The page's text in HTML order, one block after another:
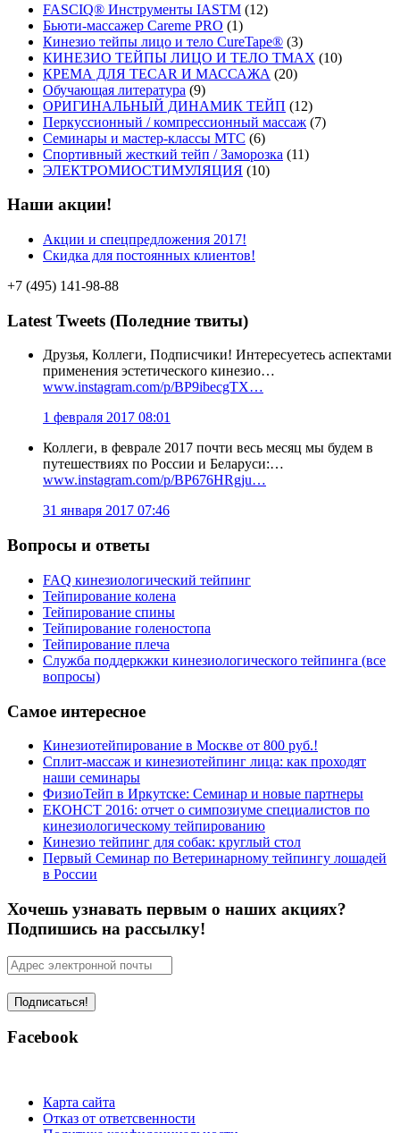
FASCIQ® Инструменты IASTM (12)
Бьюти-массажер Careme PRO (1)
Кинезио тейпы лицо и тело CureTape® (3)
КИНЕЗИО ТЕЙПЫ ЛИЦО И ТЕЛО TMAX (10)
КРЕМА ДЛЯ TECAR И МАССАЖА (20)
Обучающая литература (9)
ОРИГИНАЛЬНЫЙ ДИНАМИК ТЕЙП (12)
Перкуссионный / компрессионный массаж (7)
Семинары и мастер-классы MTC (6)
Спортивный жесткий тейп / Заморозка (11)
ЭЛЕКТРОМИОСТИМУЛЯЦИЯ (10)
Наши акции!
Акции и спецпредложения 2017!
Скидка для постоянных клиентов!
+7 (495) 141-98-88
Latest Tweets (Поледние твиты)
Друзья, Коллеги, Подписчики! Интересуетесь аспектами
применения эстетического кинезио…
www.instagram.com/p/BP9ibecgTX…
1 февраля 2017 08:01
Коллеги, в феврале 2017 почти весь месяц мы будем в
путешествиях по России и Беларуси:…
www.instagram.com/p/BP676HRgju…
31 января 2017 07:46
Вопросы и ответы
FAQ кинезиологический тейпинг
Тейпирование колена
Тейпирование спины
Тейпирование голеностопа
Тейпирование плеча
Служба поддеркжки кинезиологического тейпинга (все
вопросы)
Самое интересное
Кинезиотейпирование в Москве от 800 руб.!
Сплит-массаж и кинезиотейпинг лица: как проходят
наши семинары
ФизиоТейп в Иркутске: Семинар и новые партнеры
ЕКОНСТ 2016: отчет о симпозиуме специалистов по
кинезиологическому тейпированию
Кинезио тейпинг для собак: круглый стол
Первый Семинар по Ветеринарному тейпингу лошадей
в России
Хочешь узнавать первым о наших акциях?
Подпишись на рассылку!
Facebook
Карта сайта
Отказ от ответсвенности